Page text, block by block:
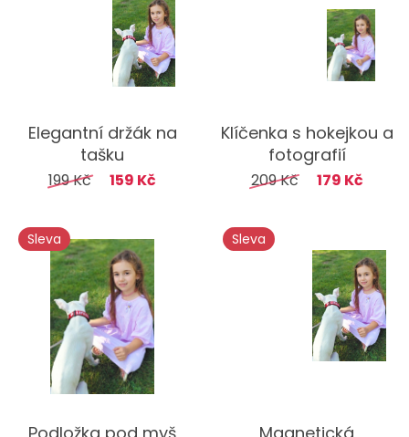
Elegantní držák na
tašku
199 Kč 159 Kč
Klíčenka s hokejkou a
fotografií
209 Kč 179 Kč
Sleva Sleva